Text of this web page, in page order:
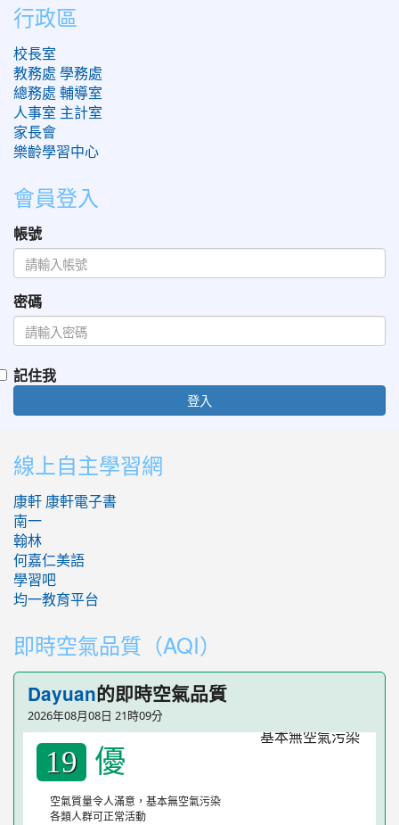
行政區
校長室
教務處 學務處
總務處 輔導室
人事室 主計室
家長會
樂齡學習中心
會員登入
帳號
密碼
記住我
登入
:::
線上自主學習網
康軒 康軒電子書
南一
翰林
何嘉仁美語
學習吧
均一教育平台
即時空氣品質（AQI）
Dayuan的即時空氣品質
2026年08月08日 21時09分
19 優
空氣質量令人滿意，基本無空氣污染
各類人群可正常活動